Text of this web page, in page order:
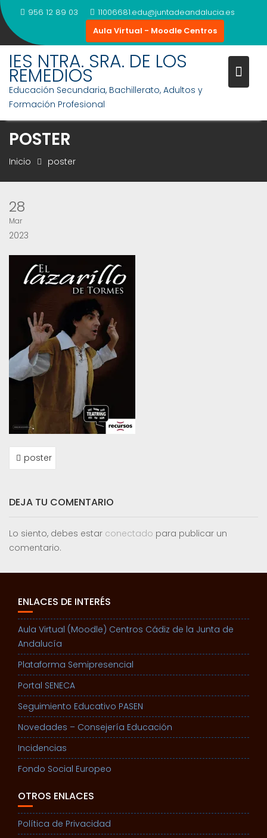
Saltar
al
contenido
956 12 89 03
11006681.edu@juntadeandalucia.es
Aula Virtual - Moodle Centros
IES NTRA. SRA. DE LOS
REMEDIOS
Educación Secundaria, Bachillerato, Adultos y
Formación Profesional
POSTER
Inicio poster
28
Mar
2023
NAVEGACIÓN
DEposter
DEJA TU COMENTARIO
Lo siento, debes estar conectado para publicar un
comentario.
ENLACES DE INTERÉS
Aula Virtual (Moodle) Centros Cádiz de la Junta de
Andalucía
Plataforma Semipresencial
Portal SENECA
Seguimiento Educativo PASEN
Novedades – Consejería Educación
Incidencias
Fondo Social Europeo
OTROS ENLACES
Política de Privacidad